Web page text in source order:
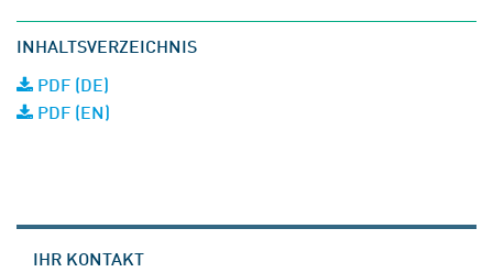
INHALTSVERZEICHNIS
PDF (DE)
PDF (EN)
IHR KONTAKT